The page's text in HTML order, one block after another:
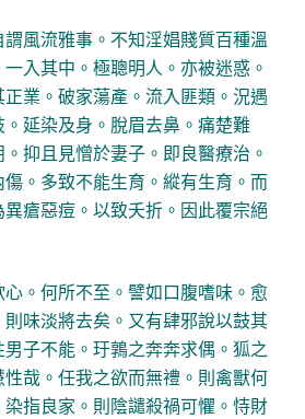
風流雅事。不知淫娼賤質百種溫
入其中。極聰明人。亦被迷惑。
業。破家蕩產。流入匪類。況遇
延染及身。脫眉去鼻。痛楚難
抑且見憎於妻子。即良醫療治。
。多致不能生育。縱有生育。而
瘡惡痘。以致夭折。因此覆宗絕
。何所不至。譬如口腹嗜味。愈
味淡將去矣。又有肆邪說以鼓其
子不能。玗鶉之奔奔求偶。狐之
哉。任我之欲而無禮。則禽獸何
指良家。則陰譴殺禍可懼。恃財